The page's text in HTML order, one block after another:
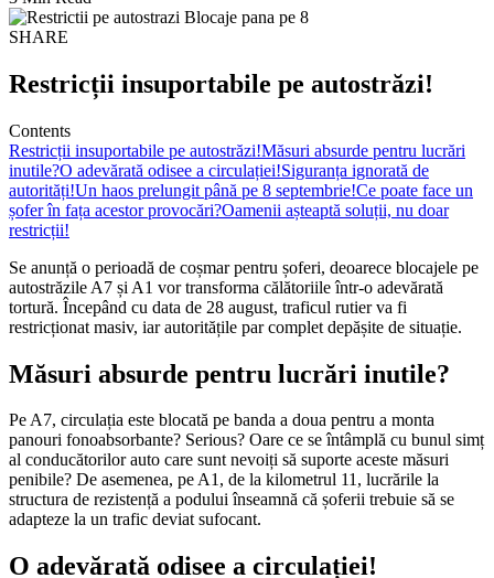
SHARE
Restricții insuportabile pe autostrăzi!
Contents
Restricții insuportabile pe autostrăzi!Măsuri absurde pentru lucrări
inutile?O adevărată odisee a circulației!Siguranța ignorată de
autorități!Un haos prelungit până pe 8 septembrie!Ce poate face un
șofer în fața acestor provocări?Oamenii așteaptă soluții, nu doar
restricții!
Se anunță o perioadă de coșmar pentru șoferi, deoarece blocajele pe
autostrăzile A7 și A1 vor transforma călătoriile într-o adevărată
tortură. Începând cu data de 28 august, traficul rutier va fi
restricționat masiv, iar autoritățile par complet depășite de situație.
Măsuri absurde pentru lucrări inutile?
Pe A7, circulația este blocată pe banda a doua pentru a monta
panouri fonoabsorbante? Serious? Oare ce se întâmplă cu bunul simț
al conducătorilor auto care sunt nevoiți să suporte aceste măsuri
penibile? De asemenea, pe A1, de la kilometrul 11, lucrările la
structura de rezistență a podului înseamnă că șoferii trebuie să se
adapteze la un trafic deviat sufocant.
O adevărată odisee a circulației!